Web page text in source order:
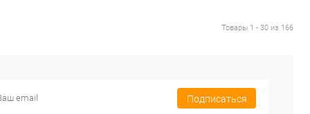
Товары 1 - 30 из 166
Подписаться